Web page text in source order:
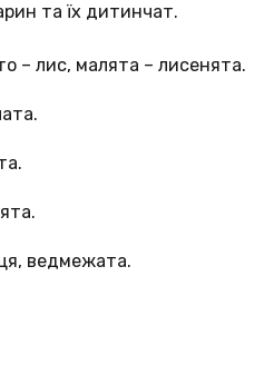
та їх дитинчат.
– лис, малята – лисенята.
ведмежата.